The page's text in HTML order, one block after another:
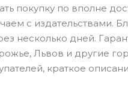
покупку по вполне
с издательствами.
несколько дней.
Львов и другие
краткое